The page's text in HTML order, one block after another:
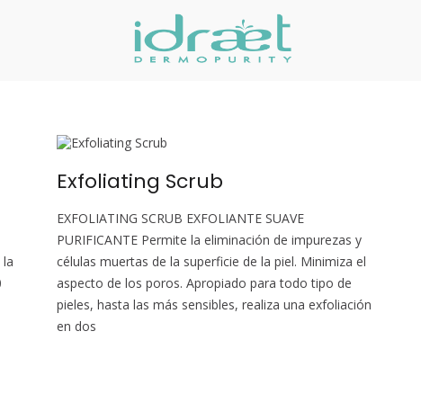
Exfoliating Scrub
EXFOLIATING SCRUB EXFOLIANTE SUAVE
PURIFICANTE Permite la eliminación de impurezas y
células muertas de la superficie de la piel. Minimiza el
aspecto de los poros. Apropiado para todo tipo de
pieles, hasta las más sensibles, realiza una exfoliación
en dos